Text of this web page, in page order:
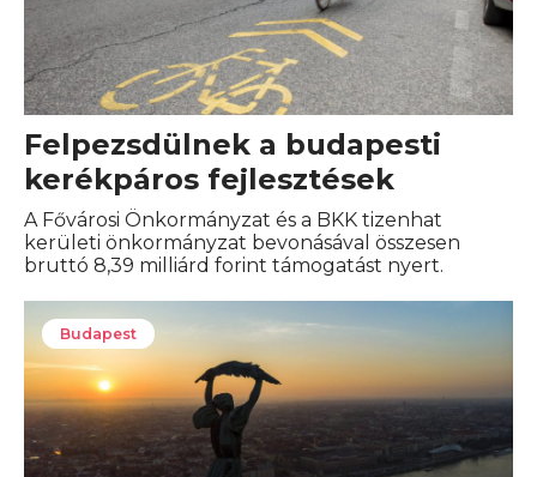
Felpezsdülnek a budapesti
kerékpáros fejlesztések
A Fővárosi Önkormányzat és a BKK tizenhat
kerületi önkormányzat bevonásával összesen
bruttó 8,39 milliárd forint támogatást nyert.
Budapest